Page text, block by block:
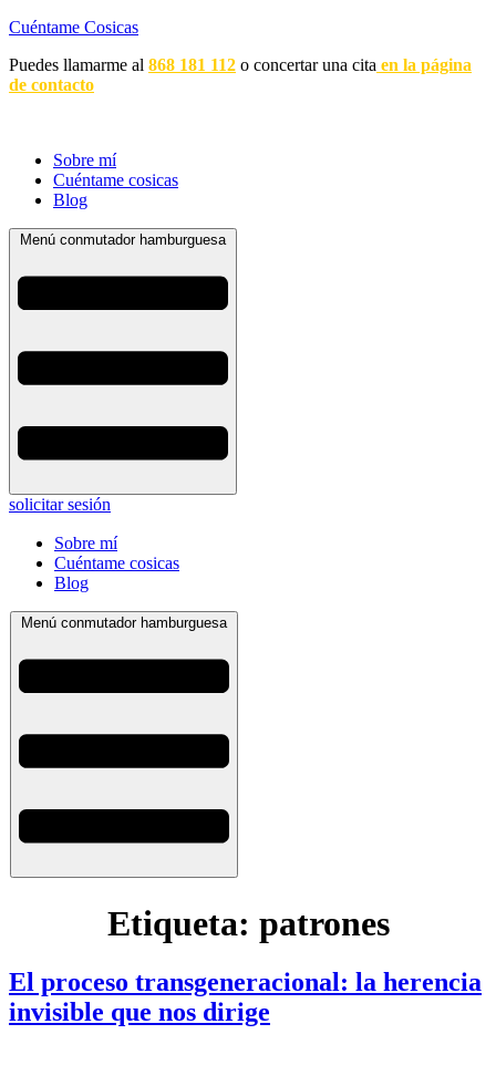
Cuéntame Cosicas
Puedes llamarme al 868 181 112 o concertar una cita en la página
de contacto
Sobre mí
Cuéntame cosicas
Blog
Menú conmutador hamburguesa
solicitar sesión
Sobre mí
Cuéntame cosicas
Blog
Menú conmutador hamburguesa
Etiqueta: patrones
El proceso transgeneracional: la herencia
invisible que nos dirige